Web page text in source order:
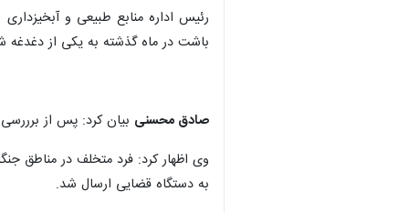
رئیس اداره منابع طبیعی و
باشت در ماه گذشته به یکی از دغدغه
صادق محسنی بیان کرد: پس از
وی اظهار کرد: فرد متخلف در مناطق
به دستگاه قضایی ارسال شد.